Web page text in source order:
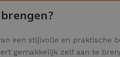
een stijlvolle en praktische
gemakkelijk zelf aan te